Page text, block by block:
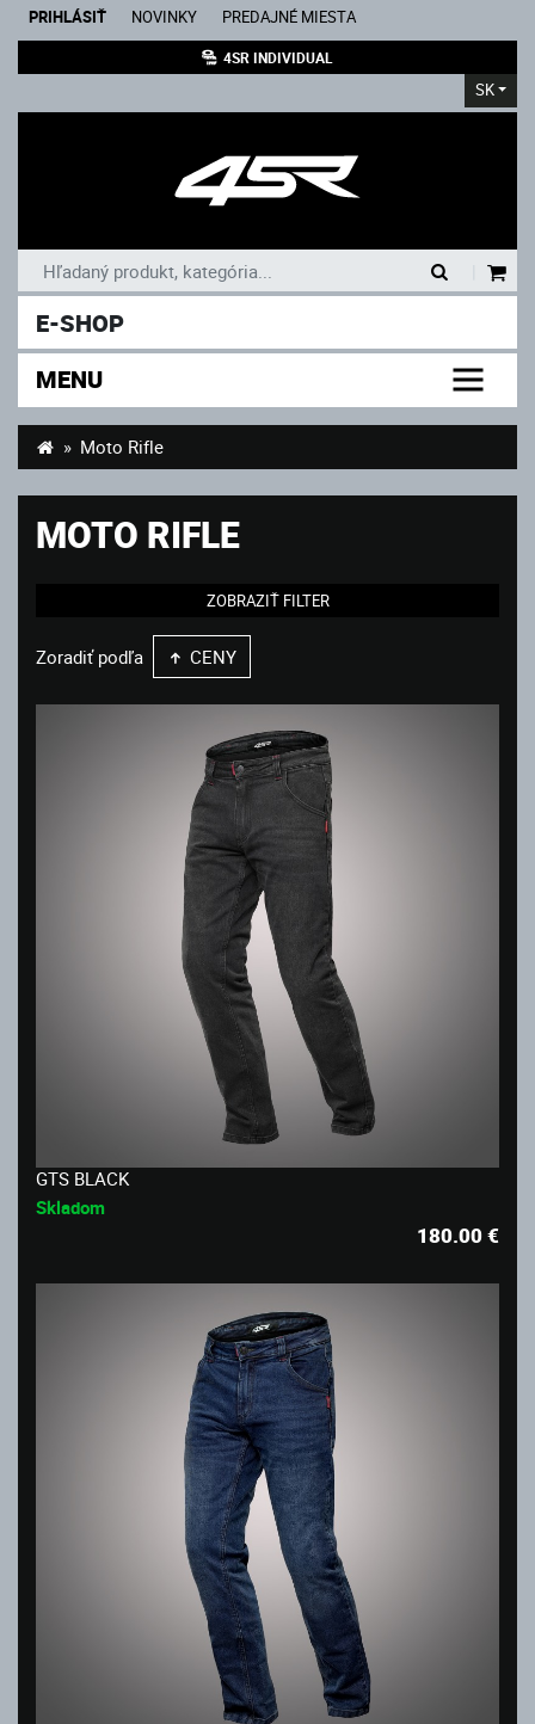
PRIHLÁSIŤ NOVINKY PREDAJNÉ MIESTA
4SR INDIVIDUAL
SK
E-SHOP
MENU
Moto Rifle
MOTO RIFLE
ZOBRAZIŤ FILTER
Zoradiť podľa CENY
GTS BLACK
Skladom
180.00€